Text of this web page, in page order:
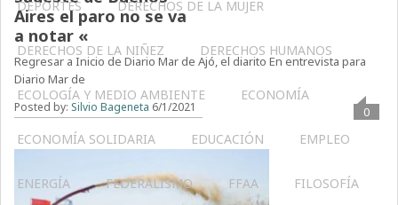
DEPORTES DERECHOS DE LA MUJER
DERECHOS DE LA NIÑEZ DERECHOS HUMANOS
ECOLOGÍA Y MEDIO AMBIENTE ECONOMÍA
ECONOMÍA SOLIDARIA EDUCACIÓN EMPLEO
ENERGÍA FEDERALISMO FFAA FILOSOFÍA
Aires el paro no se va
a notar «
Regresar a Inicio de Diario Mar de Ajó, el diarito En entrevista para
Diario Mar de
Posted by: Silvio Bageneta 6/1/2021 0